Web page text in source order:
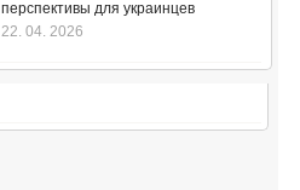
перспективы для украинцев
22. 04. 2026